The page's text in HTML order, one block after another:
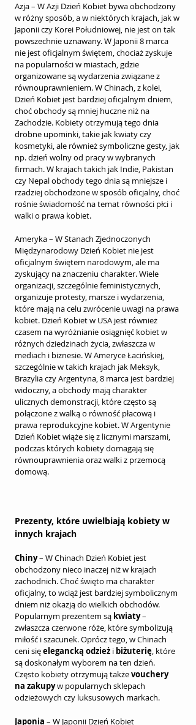
Azja – W Azji Dzień Kobiet bywa obchodzony
w różny sposób, a w niektórych krajach, jak w
Japonii czy Korei Południowej, nie jest on tak
powszechnie uznawany. W Japonii 8 marca
nie jest oficjalnym świętem, chociaż zyskuje
na popularności w miastach, gdzie
organizowane są wydarzenia związane z
równouprawnieniem. W Chinach, z kolei,
Dzień Kobiet jest bardziej oficjalnym dniem,
choć obchody są mniej huczne niż na
Zachodzie. Kobiety otrzymują tego dnia
drobne upominki, takie jak kwiaty czy
kosmetyki, ale również symboliczne gesty, jak
np. dzień wolny od pracy w wybranych
firmach. W krajach takich jak Indie, Pakistan
czy Nepal obchody tego dnia są mniejsze i
rzadziej obchodzone w sposób oficjalny, choć
rośnie świadomość na temat równości płci i
walki o prawa kobiet.
Ameryka – W Stanach Zjednoczonych
Międzynarodowy Dzień Kobiet nie jest
oficjalnym świętem narodowym, ale ma
zyskujący na znaczeniu charakter. Wiele
organizacji, szczególnie feministycznych,
organizuje protesty, marsze i wydarzenia,
które mają na celu zwrócenie uwagi na prawa
kobiet. Dzień Kobiet w USA jest również
czasem na wyróżnianie osiągnięć kobiet w
różnych dziedzinach życia, zwłaszcza w
mediach i biznesie. W Ameryce Łacińskiej,
szczególnie w takich krajach jak Meksyk,
Brazylia czy Argentyna, 8 marca jest bardziej
widoczny, a obchody mają charakter
ulicznych demonstracji, które często są
połączone z walką o równość płacową i
prawa reprodukcyjne kobiet. W Argentynie
Dzień Kobiet wiąże się z licznymi marszami,
podczas których kobiety domagają się
równouprawnienia oraz walki z przemocą
domową.
Prezenty, które uwielbiają kobiety w
innych krajach
Chiny – W Chinach Dzień Kobiet jest
obchodzony nieco inaczej niż w krajach
zachodnich. Choć święto ma charakter
oficjalny, to wciąż jest bardziej symbolicznym
dniem niż okazją do wielkich obchodów.
Popularnym prezentem są kwiaty –
zwłaszcza czerwone róże, które symbolizują
miłość i szacunek. Oprócz tego, w Chinach
ceni się elegancką odzież i biżuterię, które
są doskonałym wyborem na ten dzień.
Często kobiety otrzymują także vouchery
na zakupy w popularnych sklepach
odzieżowych czy luksusowych markach.
Japonia – W Japonii Dzień Kobiet